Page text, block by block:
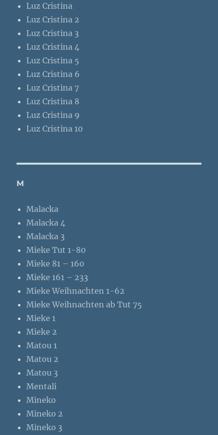
Luz Cristina
Luz Cristina 2
Luz Cristina 3
Luz Cristina 4
Luz Cristina 5
Luz Cristina 6
Luz Cristina 7
Luz Cristina 8
Luz Cristina 9
Luz Cristina 10
M
Malacka
Malacka 4
Malacka 3
Mieke Tut 1-80
Mieke 81 – 160
Mieke 161 – 233
Mieke Weihnachten 1-62
Mieke Weihnachten ab Tut 75
Mieke 1
Mieke 2
Matou 1
Matou 2
Matou 3
Mentali
Mineko
Mineko 2
Mineko 3